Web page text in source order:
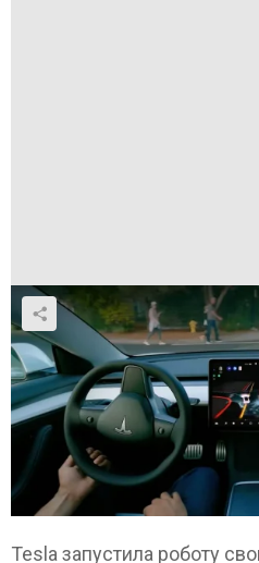
Tesla запустила роботу